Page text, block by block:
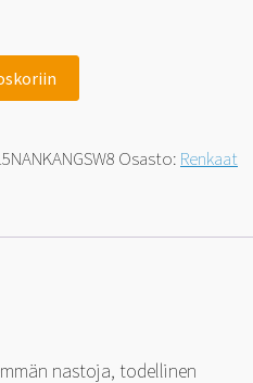
Osasto: Renkaat
nastoja, todellinen